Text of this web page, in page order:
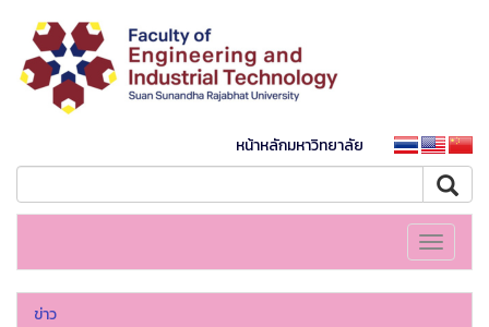
หน้าหลักมหาวิทยาลัย
Toggle
ข่าว